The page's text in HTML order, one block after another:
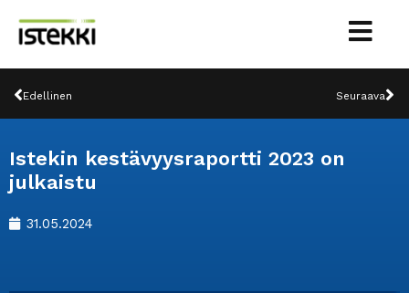
sisältöön
Prev
Edellinen Seuraava
Istekin kestävyysraportti 2023 on
julkaistu
31.05.2024